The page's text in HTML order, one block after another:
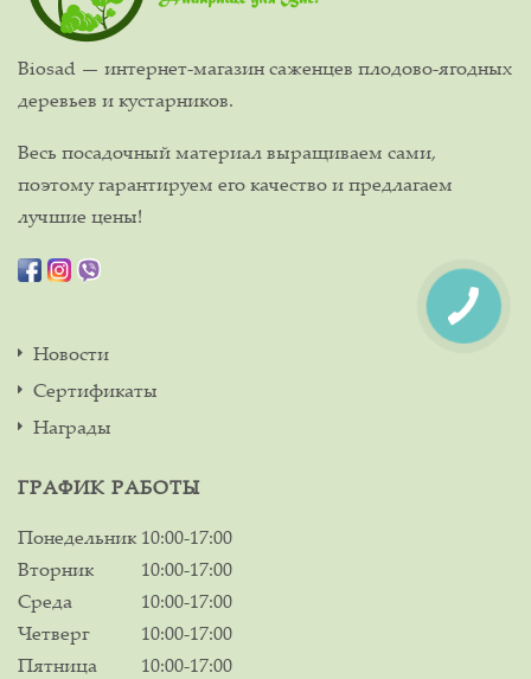
Biosad — интернет-магазин саженцев плодово-ягодных
деревьев и кустарников.
Весь посадочный материал выращиваем сами,
поэтому гарантируем его качество и предлагаем
лучшие цены!
Новости
Сертификаты
Награды
ГРАФИК РАБОТЫ
Понедельник 10:00-17:00
Вторник
10:00-17:00
Среда
10:00-17:00
Четверг
10:00-17:00
Пятница
10:00-17:00